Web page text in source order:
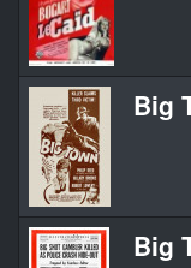
Big
Big